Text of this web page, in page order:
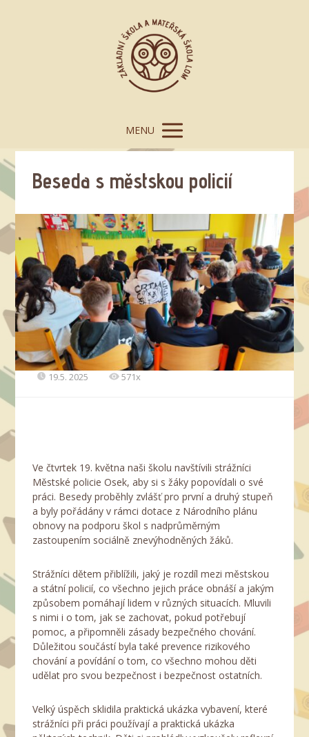
MENU
Beseda s městskou policií
19.5. 2025 571x
Ve čtvrtek 19. května naši školu navštívili strážníci
Městské policie Osek, aby si s žáky popovídali o své
práci. Besedy proběhly zvlášť pro první a druhý stupeň
a byly pořádány v rámci dotace z Národního plánu
obnovy na podporu škol s nadprůměrným
zastoupením sociálně znevýhodněných žáků.
Strážníci dětem přiblížili, jaký je rozdíl mezi městskou
a státní policií, co všechno jejich práce obnáší a jakým
způsobem pomáhají lidem v různých situacích. Mluvili
s nimi i o tom, jak se zachovat, pokud potřebují
pomoc, a připomněli zásady bezpečného chování.
Důležitou součástí byla také prevence rizikového
chování a povídání o tom, co všechno mohou děti
udělat pro svou bezpečnost i bezpečnost ostatních.
Velký úspěch sklidila praktická ukázka vybavení, které
strážníci při práci používají a praktická ukázka